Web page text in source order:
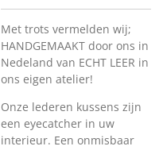
Met trots vermelden wij;
HANDGEMAAKT door ons in
Nedeland van ECHT LEER in
ons eigen atelier!
Onze lederen kussens zijn
een eyecatcher in uw
interieur. Een onmisbaar